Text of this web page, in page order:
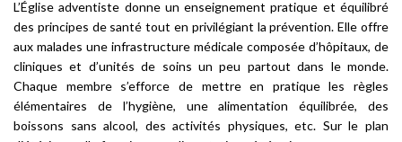
L’Église adventiste donne un enseignement pratique et équilibré
des principes de santé tout en privilégiant la prévention. Elle offre
aux malades une infrastructure médicale composée d’hôpitaux, de
cliniques et d’unités de soins un peu partout dans le monde.
Chaque membre s’efforce de mettre en pratique les règles
élémentaires de l’hygiène, une alimentation équilibrée, des
boissons sans alcool, des activités physiques, etc. Sur le plan